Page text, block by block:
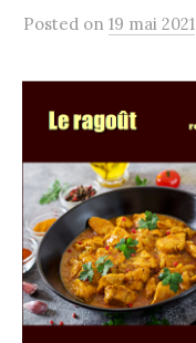
Posted on 19 mai 2021